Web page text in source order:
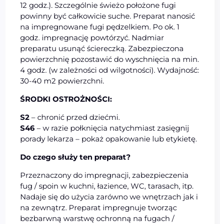
12 godz.). Szczególnie świeżo położone fugi
powinny być całkowicie suche. Preparat nanosić
na impregnowane fugi pędzelkiem. Po ok. 1
godz. impregnację powtórzyć. Nadmiar
preparatu usunąć ściereczką. Zabezpieczona
powierzchnię pozostawić do wyschnięcia na min.
4 godz. (w zależności od wilgotności). Wydajność:
30-40 m2 powierzchni.
ŚRODKI OSTROŻNOŚCI:
S2 – chronić przed dziećmi.
S46 – w razie połknięcia natychmiast zasięgnij
porady lekarza – pokaż opakowanie lub etykietę.
Do czego służy ten preparat?
Przeznaczony do impregnacji, zabezpieczenia
fug / spoin w kuchni, łazience, WC, tarasach, itp.
Nadaje się do użycia zarówno we wnętrzach jak i
na zewnątrz. Preparat impregnuje tworząc
bezbarwną warstwę ochronną na fugach /